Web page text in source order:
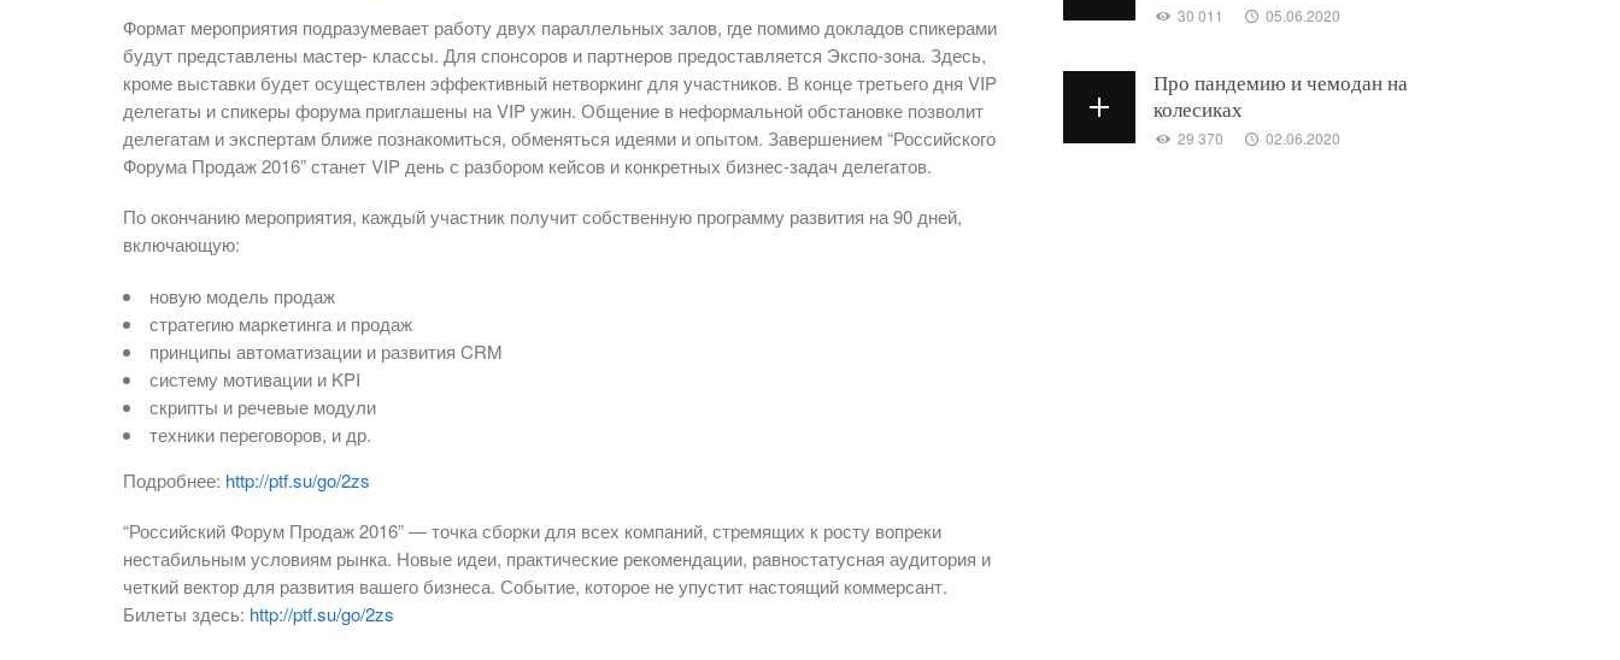
Формат мероприятия подразумевает работу двух параллельных залов, где помимо докладов спикерами
будут представлены мастер- классы. Для спонсоров и партнеров предоставляется Экспо-зона. Здесь,
кроме выставки будет осуществлен эффективный нетворкинг для участников. В конце третьего дня VIP
делегаты и спикеры форума приглашены на VIP ужин. Общение в неформальной обстановке позволит
делегатам и экспертам ближе познакомиться, обменяться идеями и опытом. Завершением “Российского
Форума Продаж 2016” станет VIP день с разбором кейсов и конкретных бизнес-задач делегатов.
По окончанию мероприятия, каждый участник получит собственную программу развития на 90 дней,
включающую:
новую модель продаж
стратегию маркетинга и продаж
принципы автоматизации и развития CRM
систему мотивации и KPI
скрипты и речевые модули
техники переговоров, и др.
Подробнее: http://ptf.su/go/2zs
“Российский Форум Продаж 2016” — точка сборки для всех компаний, стремящих к росту вопреки
нестабильным условиям рынка. Новые идеи, практические рекомендации, равностатусная аудитория и
четкий вектор для развития вашего бизнеса. Событие, которое не упустит настоящий коммерсант.
Билеты здесь: http://ptf.su/go/2zs
30 011 05.06.2020
Про пандемию и чемодан на
колесиках
29 370 02.06.2020